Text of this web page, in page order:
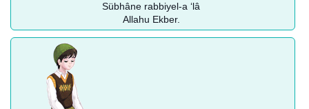
Sübhâne rabbiyel-a ‘lâ
Allahu Ekber.